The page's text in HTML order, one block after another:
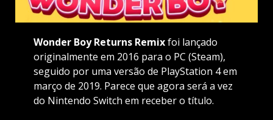
Wonder Boy Returns Remixfoi lançado
originalmente em 2016 para o PC (Steam),
seguido por uma versão de PlayStation 4 em
março de 2019. Parece que agora será a vez
do Nintendo Switch em receber o título.